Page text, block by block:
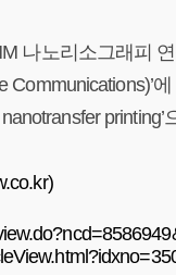
나노리소그래피